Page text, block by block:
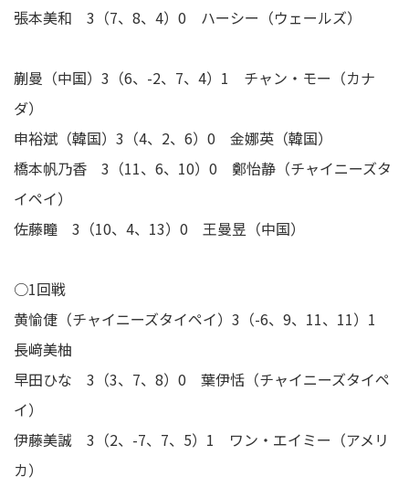
張本美和 3（7、8、4）0 ハーシー（ウェールズ）
蒯曼（中国）3（6、-2、7、4）1 チャン・モー（カナ
ダ）
申裕斌（韓国）3（4、2、6）0 金娜英（韓国）
橋本帆乃香 3（11、6、10）0 鄭怡静（チャイニーズタ
イペイ）
佐藤瞳 3（10、4、13）0 王曼昱（中国）
○1回戦
黄愉倢（チャイニーズタイペイ）3（-6、9、11、11）1
長﨑美柚
早田ひな 3（3、7、8）0 葉伊恬（チャイニーズタイペ
イ）
伊藤美誠 3（2、-7、7、5）1 ワン・エイミー（アメリ
カ）